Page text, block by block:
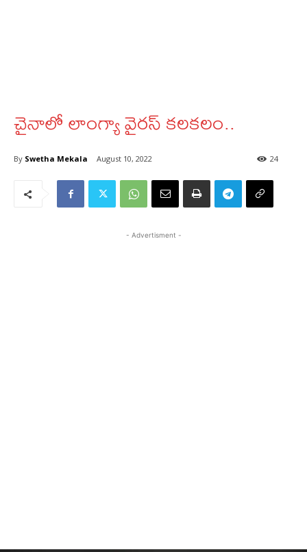
చైనాలో లాంగ్యా వైరస్ కలకలం..
By Swetha Mekala August 10, 2022 24
- Advertisment -